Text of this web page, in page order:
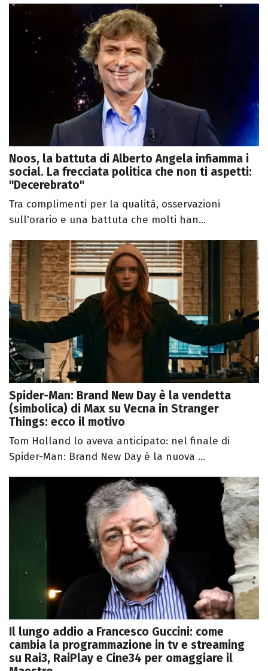
Noos, la battuta di Alberto Angela infiamma i
social. La frecciata politica che non ti aspetti:
"Decerebrato"
Tra complimenti per la qualità, osservazioni
sull'orario e una battuta che molti han...
Spider-Man: Brand New Day è la vendetta
(simbolica) di Max su Vecna in Stranger
Things: ecco il motivo
Tom Holland lo aveva anticipato: nel finale di
Spider-Man: Brand New Day è la nuova ...
Il lungo addio a Francesco Guccini: come
cambia la programmazione in tv e streaming
su Rai3, RaiPlay e Cine34 per omaggiare il